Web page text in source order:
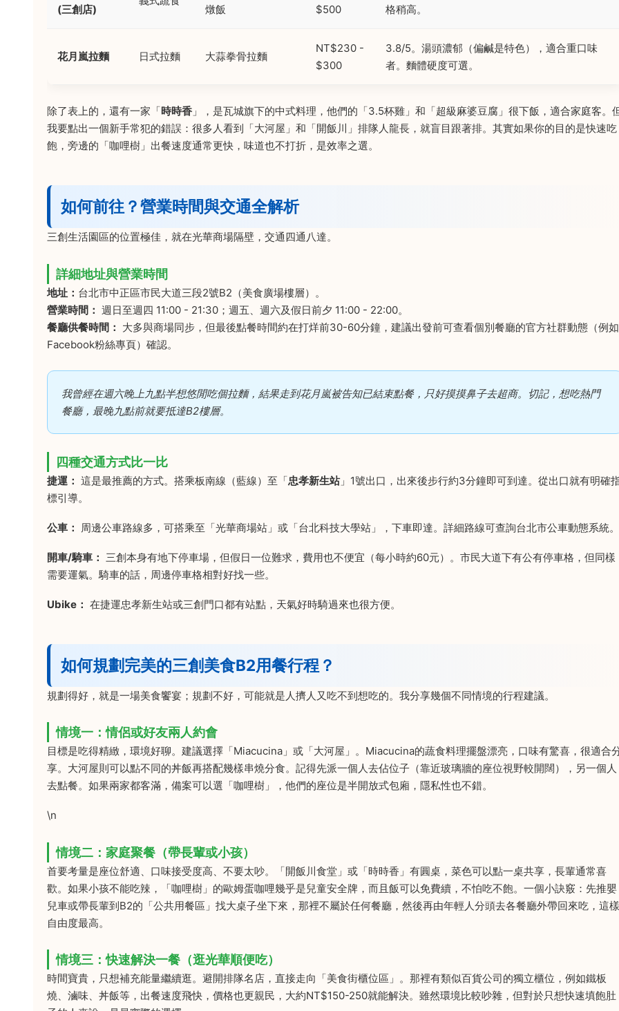
(三創店)
燉飯
$500
格稍高。
花月嵐拉麵 日式拉麵 大蒜拳骨拉麵
NT$230 -
$300
3.8/5。湯頭濃郁（偏鹹是特色），適合重口味
者。麵體硬度可選。
除了表上的，還有一家「時時香 」，是瓦城旗下的中式料理，他們的「3.5杯雞」和「超級麻婆豆腐」很下飯，適合家庭客。
我要點出一個新手常犯的錯誤：很多人看到「大河屋」和「開飯川」排隊人龍長，就盲目跟著排。其實如果你的目的是快速吃
飽，旁邊的「咖哩樹」出餐速度通常更快，味道也不打折，是效率之選。
如何前往？營業時間與交通全解析
三創生活園區的位置極佳，就在光華商場隔壁，交通四通八達。
詳細地址與營業時間
地址： 台北市中正區市民大道三段2號B2（美食廣場樓層）。
營業時間： 週日至週四 11:00 - 21:30；週五、週六及假日前夕 11:00 - 22:00。
餐廳供餐時間： 大多與商場同步，但最後點餐時間約在打烊前30-60分鐘，建議出發前可查看個別餐廳的官方社群動態（例如
Facebook粉絲專頁）確認。
我曾經在週六晚上九點半想悠閒吃個拉麵，結果走到花月嵐被告知已結束點餐，只好摸摸鼻子去超商。切記，想吃熱門
餐廳，最晚九點前就要抵達B2樓層。
四種交通方式比一比
捷運： 這是最推薦的方式。搭乘板南線（藍線）至「忠孝新生站」1號出口，出來後步行約3分鐘即可到達。從出口就有明確
標引導。
公車： 周邊公車路線多，可搭乘至「光華商場站」或「台北科技大學站」，下車即達。詳細路線可查詢台北市公車動態系統。
開車/騎車： 三創本身有地下停車場，但假日一位難求，費用也不便宜（每小時約60元）。市民大道下有公有停車格，但同樣
需要運氣。騎車的話，周邊停車格相對好找一些。
Ubike： 在捷運忠孝新生站或三創門口都有站點，天氣好時騎過來也很方便。
如何規劃完美的三創美食B2用餐行程？
規劃得好，就是一場美食饗宴；規劃不好，可能就是人擠人又吃不到想吃的。我分享幾個不同情境的行程建議。
情境一：情侶或好友兩人約會
目標是吃得精緻，環境好聊。建議選擇「Miacucina」或「大河屋」。Miacucina的蔬食料理擺盤漂亮，口味有驚喜，很適合
享。大河屋則可以點不同的丼飯再搭配幾樣串燒分食。記得先派一個人去佔位子（靠近玻璃牆的座位視野較開闊），另一個人
去點餐。如果兩家都客滿，備案可以選「咖哩樹」，他們的座位是半開放式包廂，隱私性也不錯。
\n
情境二：家庭聚餐（帶長輩或小孩）
首要考量是座位舒適、口味接受度高、不要太吵。「開飯川食堂」或「時時香」有圓桌，菜色可以點一桌共享，長輩通常喜
歡。如果小孩不能吃辣，「咖哩樹」的歐姆蛋咖哩幾乎是兒童安全牌，而且飯可以免費續，不怕吃不飽。一個小訣竅：先推嬰
兒車或帶長輩到B2的「公共用餐區」找大桌子坐下來，那裡不屬於任何餐廳，然後再由年輕人分頭去各餐廳外帶回來吃，這樣
自由度最高。
情境三：快速解決一餐（逛光華順便吃）
時間寶貴，只想補充能量繼續逛。避開排隊名店，直接走向「美食街櫃位區」。那裡有類似百貨公司的獨立櫃位，例如鐵板
燒、滷味、丼飯等，出餐速度飛快，價格也更親民，大約NT$150-250就能解決。雖然環境比較吵雜，但對於只想快速填飽肚